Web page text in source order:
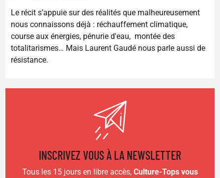
Le récit s’appuie sur des réalités que malheureusement
nous connaissons déjà : réchauffement climatique,
course aux énergies, pénurie d'eau, montée des
totalitarismes… Mais Laurent Gaudé nous parle aussi de
résistance.
INSCRIVEZ VOUS À LA NEWSLETTER
Tous les 15 jours en libre accès, Culture-Tops vous